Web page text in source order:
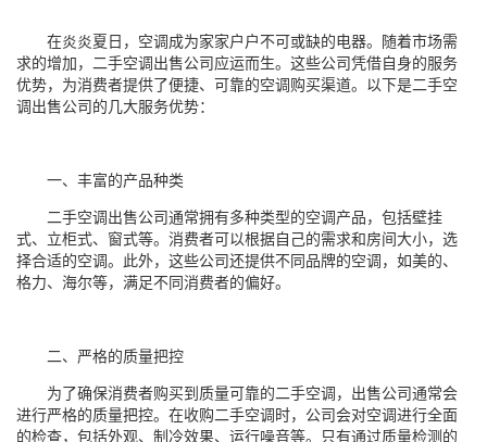
在炎炎夏日，空调成为家家户户不可或缺的电器。随着市场需
求的增加，二手空调出售公司应运而生。这些公司凭借自身的服务
优势，为消费者提供了便捷、可靠的空调购买渠道。以下是二手空
调出售公司的几大服务优势：
一、丰富的产品种类
二手空调出售公司通常拥有多种类型的空调产品，包括壁挂
式、立柜式、窗式等。消费者可以根据自己的需求和房间大小，选
择合适的空调。此外，这些公司还提供不同品牌的空调，如美的、
格力、海尔等，满足不同消费者的偏好。
二、严格的质量把控
为了确保消费者购买到质量可靠的二手空调，出售公司通常会
进行严格的质量把控。在收购二手空调时，公司会对空调进行全面
的检查，包括外观、制冷效果、运行噪音等。只有通过质量检测的